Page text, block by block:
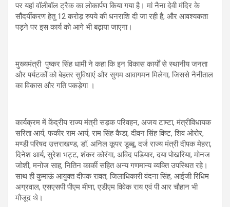
पर यहां वॉलीबॉल ट्रैक का लोकार्पण किया गया है। मां नैना देवी मंदिर के
सौंदर्यीकरण हेतु 12 करोड़ रुपये की धनराशि दी जा रही है, और आवश्यकता
पड़ने पर इस कार्य को आगे भी बढ़ाया जाएगा।
मुख्यमंत्री पुष्कर सिंह धामी ने कहा कि इन विकास कार्यों से स्थानीय जनता
और पर्यटकों को बेहतर सुविधाएं और सुगम आवागमन मिलेगा, जिससे नैनीताल
का विकास और गति पकड़ेगा ।
कार्यक्रम में केंद्रीय राज्य मंत्री सड़क परिवहन, अजय टाम्टा, मंत्रीविधायक
सरिता आर्य, फकीर राम आर्य, राम सिंह कैडा, दीवन सिंह विष्ट, शिव ओरोर,
मण्डी परिषद उत्तराखण्ड, डॉ. अनिल कूपर डूब्बू, दर्ज राज्य मंत्री दीपक मेहरा,
दिनेश आर्य, सुरेश भट्ट, शंकर कोरंगा, अविद पडियार, दया पोखरिया, मोनज
जोशी, मनोज साह, नितिन कार्की सहित अन्य गणमान्य व्यक्ति उपस्थित रहे।
साथ ही कुमाऊं आयुक्त दीपक रावत, जिलाधिकारी वंदना सिंह, आईजी रिधिम
अग्रवाल, एसएसपी पीएम मीणा, एडीएम विवेक राय एवं पी आर चौहान भी
मौजूद थे।